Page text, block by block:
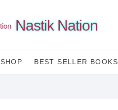
Nastik Nation
SHOP BEST SELLER BOOKS